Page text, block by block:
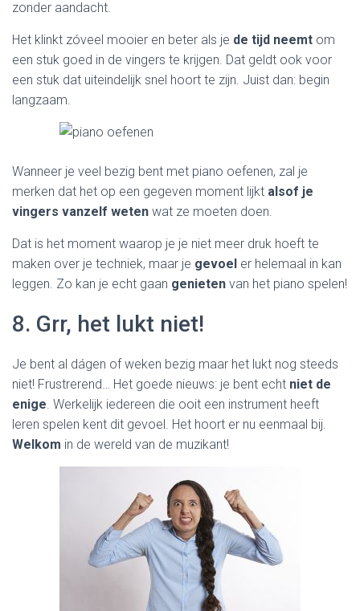
zonder aandacht.
Het klinkt zóveel mooier en beter als je de tijd neemt om
een stuk goed in de vingers te krijgen. Dat geldt ook voor
een stuk dat uiteindelijk snel hoort te zijn. Juist dan: begin
langzaam.
Wanneer je veel bezig bent met piano oefenen, zal je
merken dat het op een gegeven moment lijkt alsof je
vingers vanzelf weten wat ze moeten doen.
Dat is het moment waarop je je niet meer druk hoeft te
maken over je techniek, maar je gevoel er helemaal in kan
leggen. Zo kan je echt gaan genieten van het piano spelen!
8. Grr, het lukt niet!
Je bent al dágen of weken bezig maar het lukt nog steeds
niet! Frustrerend… Het goede nieuws: je bent echt niet de
enige. Werkelijk iedereen die ooit een instrument heeft
leren spelen kent dit gevoel. Het hoort er nu eenmaal bij.
Welkom in de wereld van de muzikant!